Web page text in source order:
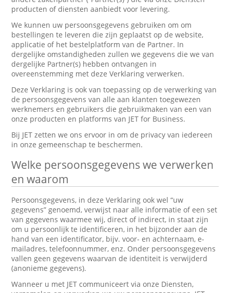
producten of diensten aanbiedt voor levering.
We kunnen uw persoonsgegevens gebruiken om om
bestellingen te leveren die zijn geplaatst op de website,
applicatie of het bestelplatform van de Partner. In
dergelijke omstandigheden zullen we gegevens die we van
dergelijke Partner(s) hebben ontvangen in
overeenstemming met deze Verklaring verwerken.
Deze Verklaring is ook van toepassing op de verwerking van
de persoonsgegevens van alle aan klanten toegewezen
werknemers en gebruikers die gebruikmaken van een van
onze producten en platforms van JET for Business.
Bij JET zetten we ons ervoor in om de privacy van iedereen
in onze gemeenschap te beschermen.
Welke persoonsgegevens we verwerken
en waarom
Persoonsgegevens, in deze Verklaring ook wel “uw
gegevens” genoemd, verwijst naar alle informatie of een set
van gegevens waarmee wij, direct of indirect, in staat zijn
om u persoonlijk te identificeren, in het bijzonder aan de
hand van een identificator, bijv. voor- en achternaam, e-
mailadres, telefoonnummer, enz. Onder persoonsgegevens
vallen geen gegevens waarvan de identiteit is verwijderd
(anonieme gegevens).
Wanneer u met JET communiceert via onze Diensten,